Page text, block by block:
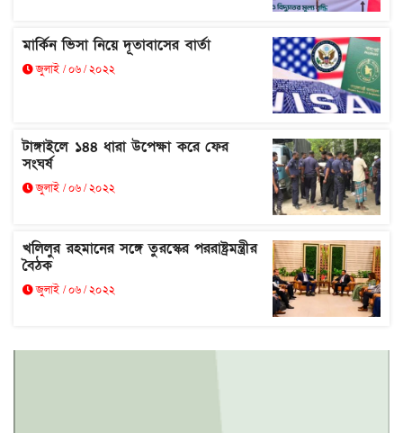
মার্কিন ভিসা নিয়ে দূতাবাসের বার্তা
জুলাই / ০৬ / ২০২২
টাঙ্গাইলে ১৪৪ ধারা উপেক্ষা করে ফের
সংঘর্ষ
জুলাই / ০৬ / ২০২২
খলিলুর রহমানের সঙ্গে তুরস্কের পররাষ্ট্রমন্ত্রীর
বৈঠক
জুলাই / ০৬ / ২০২২